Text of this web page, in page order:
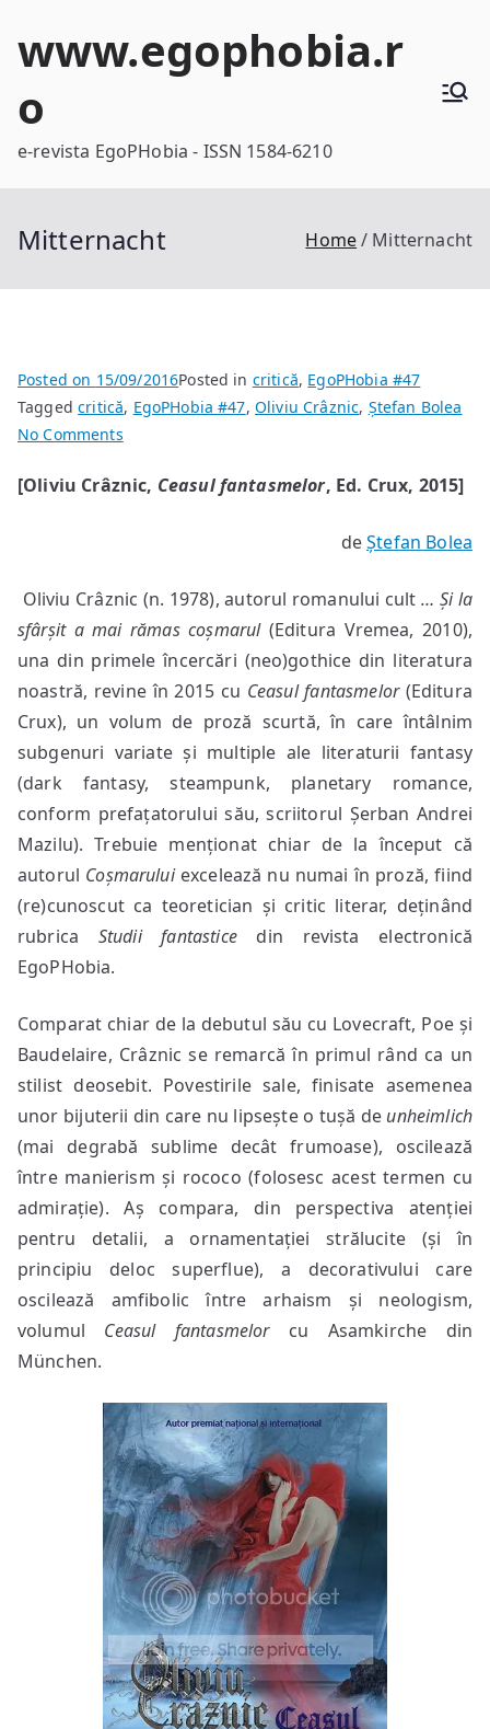
www.egophobia.r
o
e-revista EgoPHobia - ISSN 1584-6210
Mitternacht Home Mitternacht
Posted on 15/09/2016Posted in critică, EgoPHobia #47
Taggedcritică, EgoPHobia #47, Oliviu Crâznic, Ștefan Bolea
No Commentson
[Oliviu Crâznic, Ceasul fantasmelor, Ed. Crux, 2015]
deȘtefan Bolea
Oliviu Crâznic (n. 1978), autorul romanului cult… Și la
sfârșit a mai rămas coșmarul(Editura Vremea, 2010),
una din primele încercări (neo)gothice din literatura
noastră, revine în 2015 cu Ceasul fantasmelor(Editura
Crux), un volum de proză scurtă, în care întâlnim
subgenuri variate și multiple ale literaturii fantasy
(dark fantasy, steampunk, planetary romance,
conform prefațatorului său, scriitorul Șerban Andrei
Mazilu). Trebuie menționat chiar de la început că
autorul Coșmaruluiexcelează nu numai în proză, fiind
(re)cunoscut ca teoretician și critic literar, deținând
rubrica Studii fantasticedin revista electronică
EgoPHobia.
Comparat chiar de la debutul său cu Lovecraft, Poe și
Baudelaire, Crâznic se remarcă în primul rând ca un
stilist deosebit. Povestirile sale, finisate asemenea
unor bijuterii din care nu lipsește o tușă de unheimlich
(mai degrabă sublime decât frumoase), oscilează
între manierism și rococo (folosesc acest termen cu
admirație). Aș compara, din perspectiva atenției
pentru detalii, a ornamentației strălucite (și în
principiu deloc superflue), a decorativului care
oscilează amfibolic între arhaism și neologism,
volumul Ceasul fantasmelorcu Asamkirche din
München.